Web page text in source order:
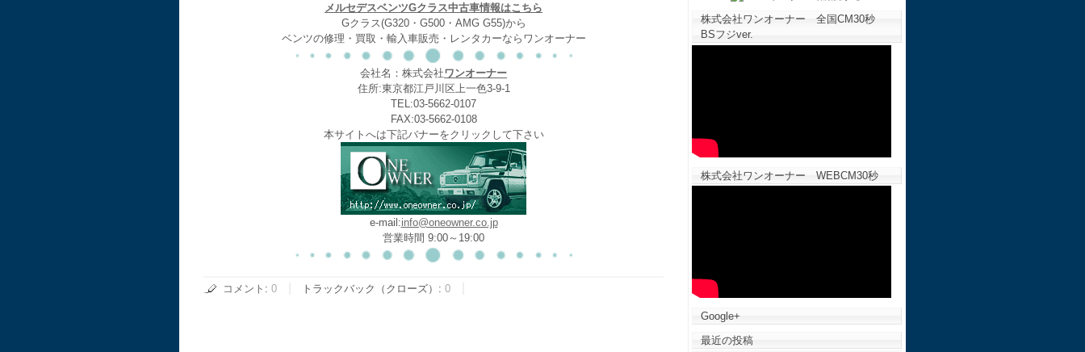
メルセデスベンツGクラス中古車情報はこちら
Gクラス(G320・G500・AMG G55)から
ベンツの修理・買取・輸入車販売・レンタカーならワンオーナー
会社名：株式会社ワンオーナー
住所:東京都江戸川区上一色3-9-1
TEL:03-5662-0107
FAX:03-5662-0108
本サイトへは下記バナーをクリックして下さい
e-mail:info@oneowner.co.jp
営業時間 9:00～19:00
コメント : 0 トラックバック（クローズ）: 0
株式会社ワンオーナー 全国CM30秒
BSフジver.
株式会社ワンオーナー WEBCM30秒
Google+
最近の投稿